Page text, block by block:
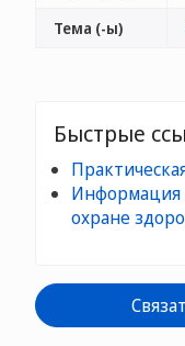
Тема (-ы)
Быстрые
Информация
охране